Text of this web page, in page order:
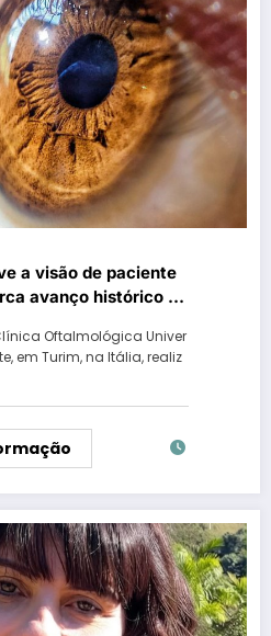
a visão de paciente
avanço histórico da
Oftalmológica Univer
em Turim, na Itália, realiz